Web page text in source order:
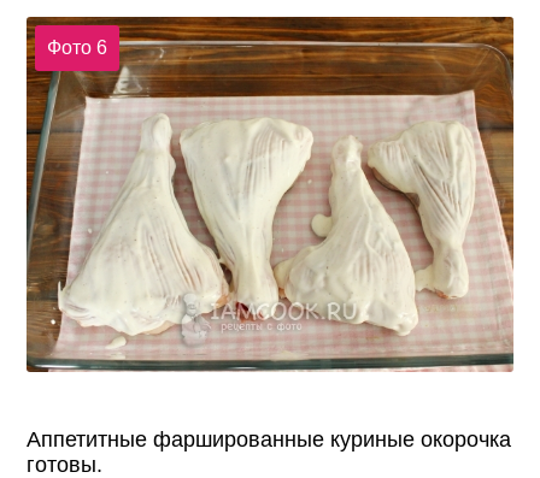
Фото 6
Аппетитные фаршированные куриные окорочка
готовы.